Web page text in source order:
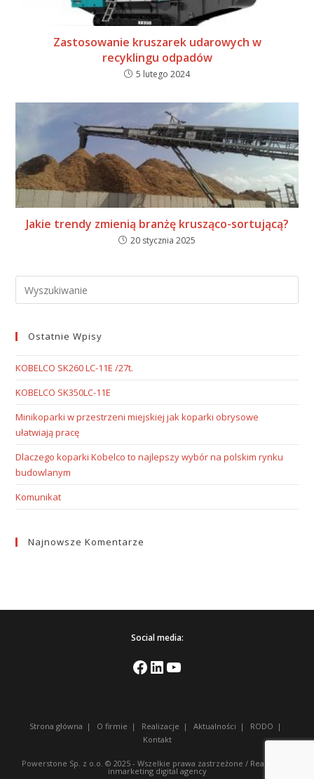
Zastosowanie kruszarek udarowych w
recyklingu odpadów
5 lutego 2024
Jakie trendy zmienią branżę krusząco-sortującą?
20 stycznia 2025
Ostatnie Wpisy
KOBELCO SK260 LC-11E /27t.
KOBELCO SK350LC-11E
Minikoparki w przestrzeni miejskiej jak koparki obrysowe
ułatwiają pracę
Dlaczego koparki Kobelco to najlepszy wybór na polskim rynku
budowlanym
Komunikat
Najnowsze Komentarze
Social media:
Strona główna O firmie Realizacje Aktualności
RODO
Kontakt
Powerstone Sp. z o.o. © 2025 - Wszelkie prawa zastrzeżone / Realizacja
inmarketing digital agency